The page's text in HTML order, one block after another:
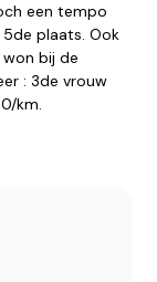
een tempo
5de plaats. Ook
won bij de
: 3de vrouw
km.